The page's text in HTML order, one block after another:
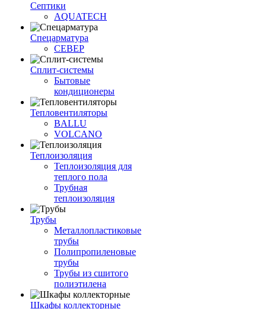
Септики
AQUATECH
Спецарматура
СЕВЕР
Сплит-системы
Бытовые
кондиционеры
Тепловентиляторы
BALLU
VOLCANO
Теплоизоляция
Теплоизоляция для
теплого пола
Трубная
теплоизоляция
Трубы
Металлопластиковые
трубы
Полипропиленовые
трубы
Трубы из сшитого
полиэтилена
Шкафы коллекторные